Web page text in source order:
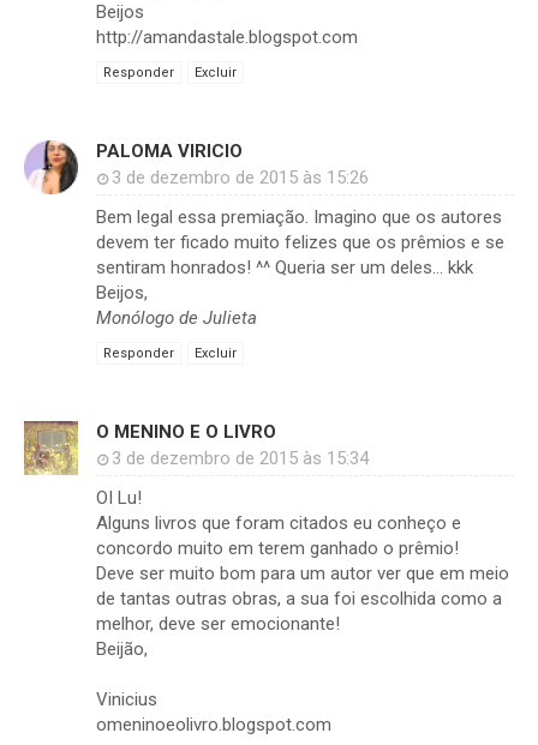
Beijos
http://amandastale.blogspot.com
Responder Excluir
PALOMA VIRICIO
3 de dezembro de 2015 às 15:26
Bem legal essa premiação. Imagino que os autores
devem ter ficado muito felizes que os prêmios e se
sentiram honrados! ^^ Queria ser um deles... kkk
Beijos,
Monólogo de Julieta
Responder Excluir
O MENINO E O LIVRO
3 de dezembro de 2015 às 15:34
OI Lu!
Alguns livros que foram citados eu conheço e
concordo muito em terem ganhado o prêmio!
Deve ser muito bom para um autor ver que em meio
de tantas outras obras, a sua foi escolhida como a
melhor, deve ser emocionante!
Beijão,
Vinicius
omeninoeolivro.blogspot.com